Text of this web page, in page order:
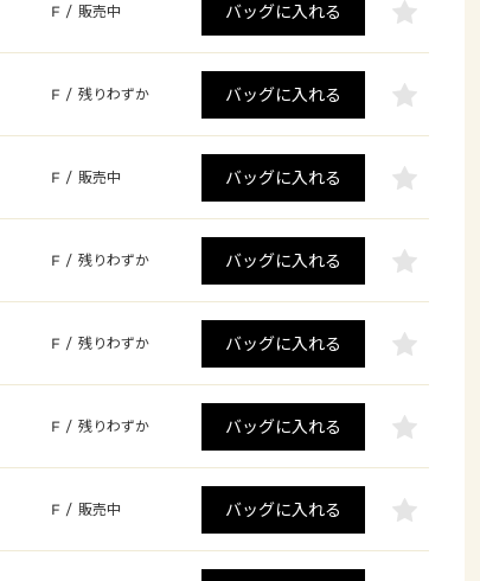
F / 販売中 バッグに入れる
F / 残りわずか バッグに入れる
F / 販売中 バッグに入れる
F / 残りわずか バッグに入れる
F / 残りわずか バッグに入れる
F / 残りわずか バッグに入れる
F / 販売中 バッグに入れる